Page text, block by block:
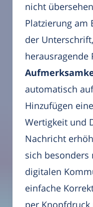
nicht
Platzierung am
der
herausragende
automatisch
Hinzufügen
Wertigkeit und
Nachricht
sich
digitalen
einfache